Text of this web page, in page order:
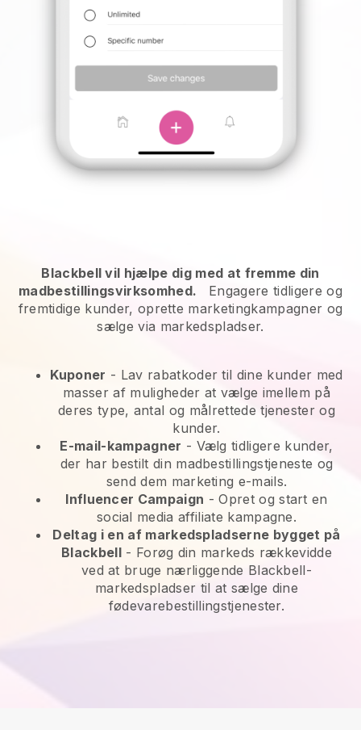
Blackbell vil hjælpe dig med at fremme din
madbestillingsvirksomhed.
Engagere tidligere og
fremtidige kunder, oprette marketingkampagner og
sælge via markedspladser.
Kuponer - Lav rabatkoder til dine kunder med
masser af muligheder at vælge imellem på
deres type, antal og målrettede tjenester og
kunder.
E-mail-kampagner - Vælg tidligere kunder,
der har bestilt din madbestillingstjeneste og
send dem marketing e-mails.
Influencer Campaign - Opret og start en
social media affiliate kampagne.
Deltag i en af markedspladserne bygget på
Blackbell- Forøg din markeds rækkevidde
ved at bruge nærliggende Blackbell-
markedspladser til at sælge dine
fødevarebestillingstjenester.